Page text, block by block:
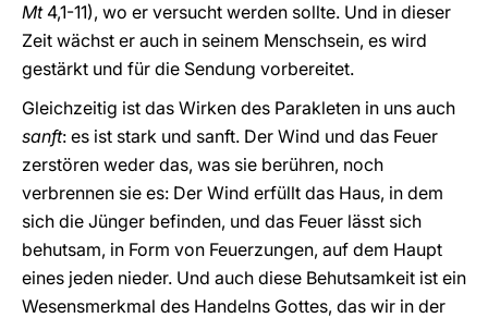
Mt4,1-11), wo er versucht werden sollte. Und in dieser
Zeit wächst er auch in seinem Menschsein, es wird
gestärkt und für die Sendung vorbereitet.
Gleichzeitig ist das Wirken des Parakleten in uns auch
sanft: es ist stark und sanft. Der Wind und das Feuer
zerstören weder das, was sie berühren, noch
verbrennen sie es: Der Wind erfüllt das Haus, in dem
sich die Jünger befinden, und das Feuer lässt sich
behutsam, in Form von Feuerzungen, auf dem Haupt
eines jeden nieder. Und auch diese Behutsamkeit ist ein
Wesensmerkmal des Handelns Gottes, das wir in der